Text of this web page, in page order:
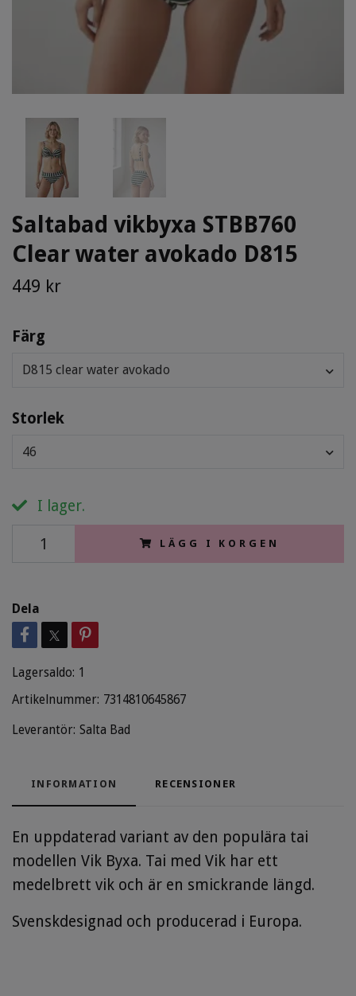
Saltabad vikbyxa STBB760
Clear water avokado D815
449 kr
Färg
D815 clear water avokado
Storlek
46
I lager.
LÄGG I KORGEN
Dela
Lagersaldo: 1
Artikelnummer: 7314810645867
Leverantör: Salta Bad
INFORMATION RECENSIONER
En uppdaterad variant av den populära tai
modellen Vik Byxa. Tai med Vik har ett
medelbrett vik och är en smickrande längd.
Svenskdesignad och producerad i Europa.